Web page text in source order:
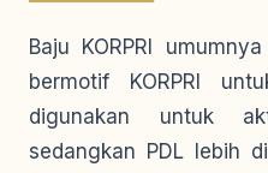
Baju KORPRI
bermotif KORPRI
digunakan untuk
sedangkan PDL lebih